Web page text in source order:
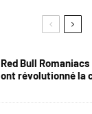
Red Bull
ont révolutionné la